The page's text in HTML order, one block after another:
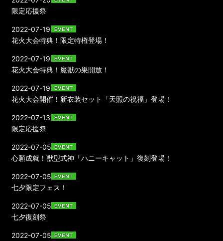
限定応援祭
花火大会特典！限定特権登場！
2022-07-19
花火大会特典！魔獣の巣開放！
2022-07-19
花火大会開催！新衣装セット「天照の祝福」登場！
2022-07-19
限定応援祭
2022-07-13
心願成就！獣型式神「ハニーキャット」復刻登場！
2022-07-05
七夕限定フェス！
2022-07-05
七夕復刻祭
2022-07-05
2022-07-05